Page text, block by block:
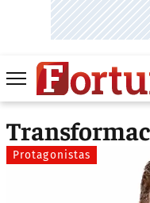
Protagonistas